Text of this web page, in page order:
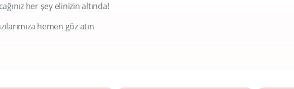
her şey elinizin altında!
hemen göz atın